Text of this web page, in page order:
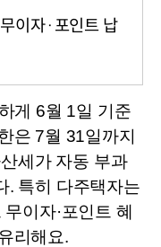
이자·포인트 납
게 6월 1일 기준
은 7월 31일까지
세가 자동 부과
. 특히 다주택자는
이자·포인트 혜
리해요.